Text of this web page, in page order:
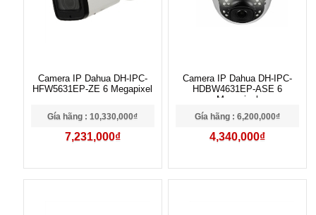
Camera IP Dahua DH-IPC-
HFW5631EP-ZE 6 Megapixel
Gía hãng : 10,330,000₫
7,231,000₫
Camera IP Dahua DH-IPC-
HDBW4631EP-ASE 6
Megapixel
Gía hãng : 6,200,000₫
4,340,000₫